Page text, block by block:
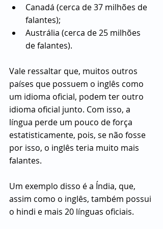
Canadá (cerca de 37 milhões de
falantes);
Austrália (cerca de 25 milhões
de falantes).
Vale ressaltar que, muitos outros
países que possuem o inglês como
um idioma oficial, podem ter outro
idioma oficial junto. Com isso, a
língua perde um pouco de força
estatisticamente, pois, se não fosse
por isso, o inglês teria muito mais
falantes.
Um exemplo disso é a Índia, que,
assim como o inglês, também possui
o hindi e mais 20 línguas oficiais.